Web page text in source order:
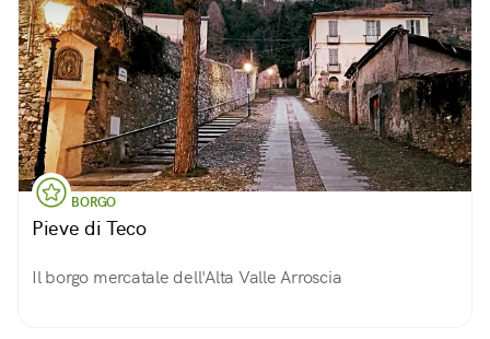
BORGO
Pieve di Teco
Il borgo mercatale dell'Alta Valle Arroscia